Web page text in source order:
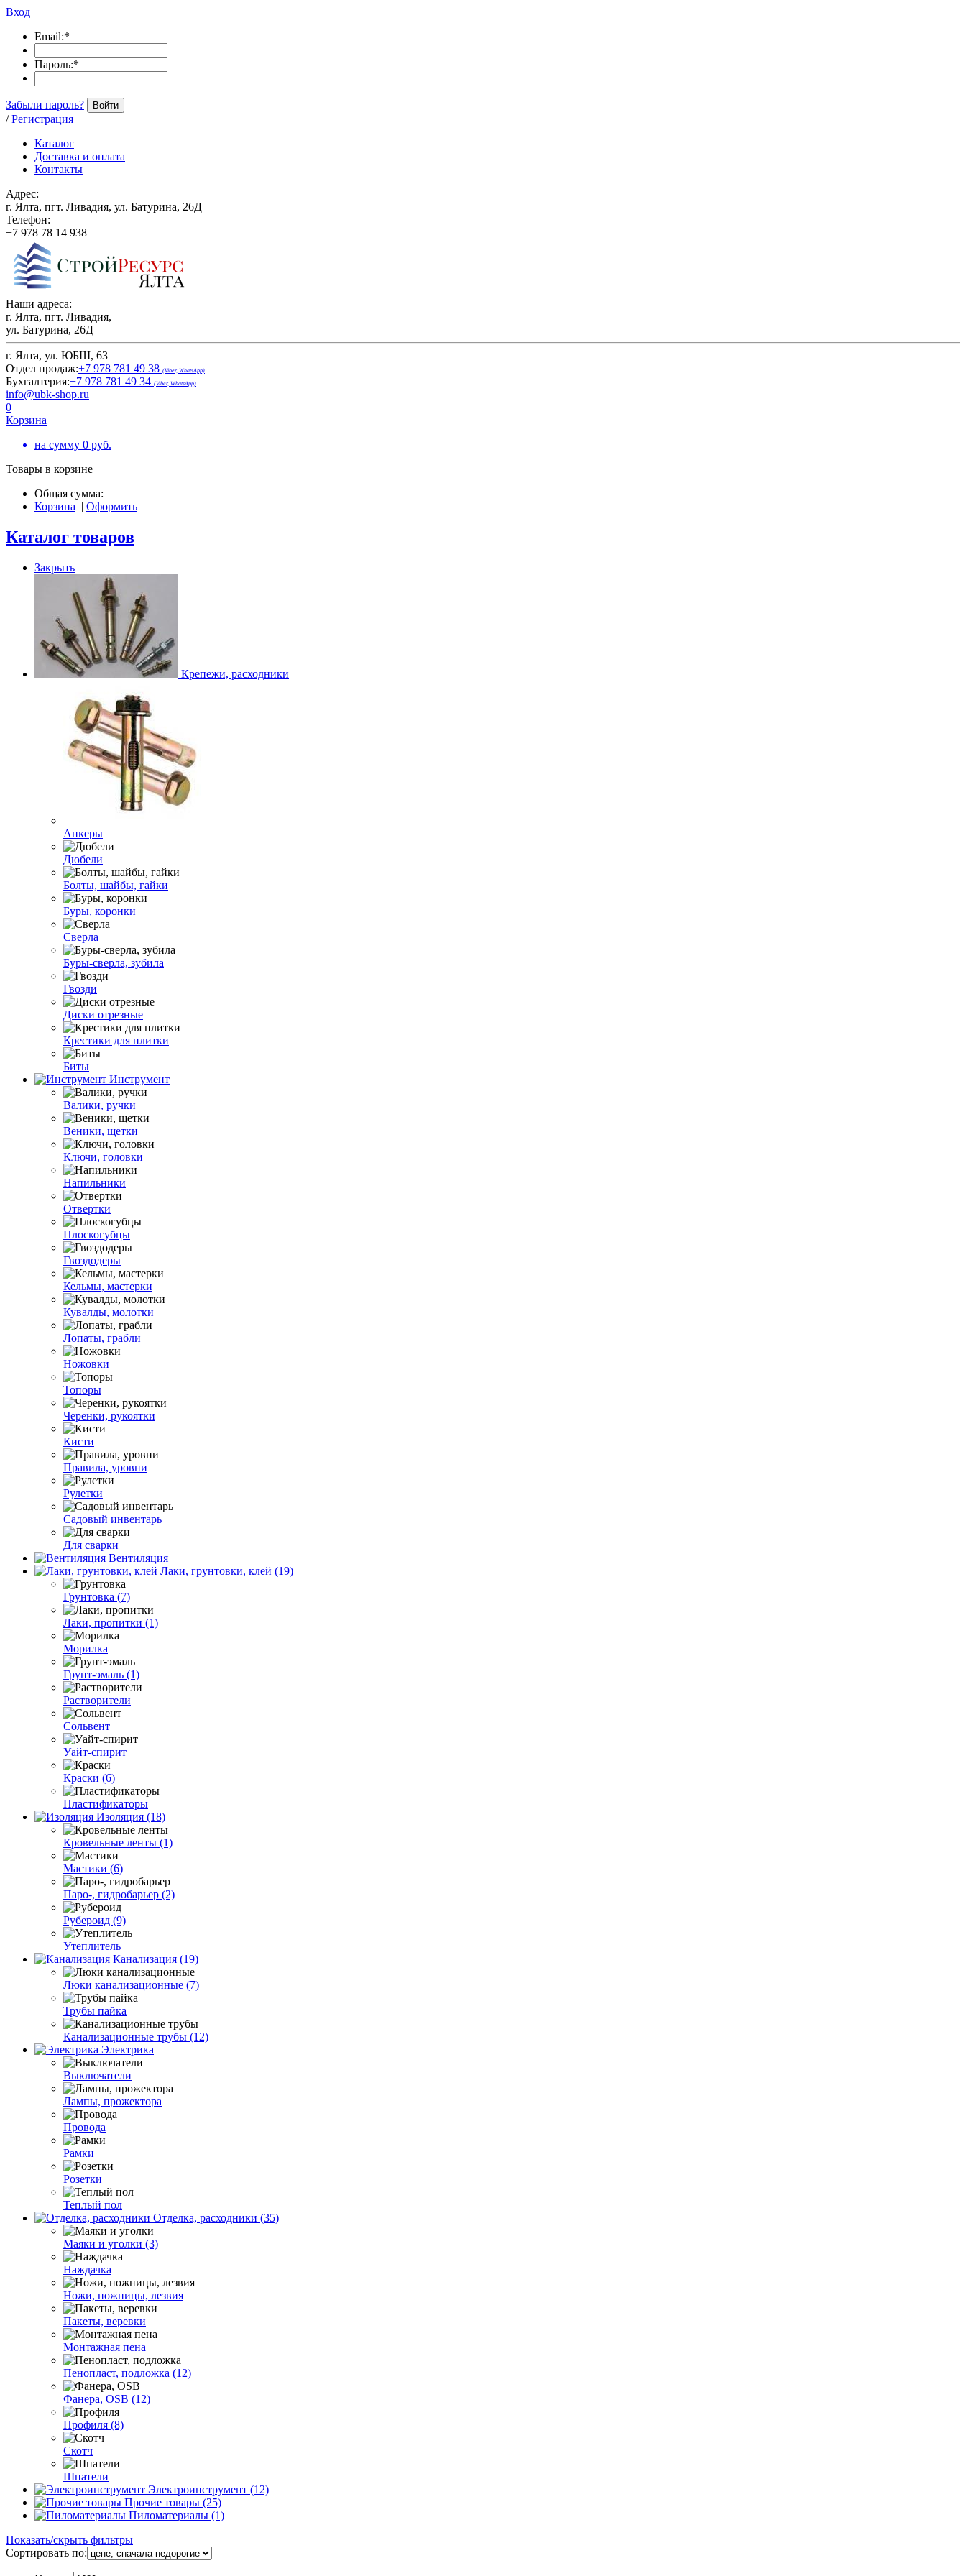
Вход
Email:*
Пароль:*
Забыли пароль? Войти
/ Регистрация
Каталог
Доставка и оплата
Контакты
Адрес:
г. Ялта, пгт. Ливадия, ул. Батурина, 26Д
Телефон:
+7 978 78 14 938
Наши адреса:
г. Ялта, пгт. Ливадия,
ул. Батурина, 26Д
г. Ялта, ул. ЮБШ, 63
Отдел продаж:+7 978 781 49 38 (Viber, WhatsApp)
Бухгалтерия:+7 978 781 49 34 (Viber, WhatsApp)
info@ubk-shop.ru
0
Корзина
на сумму 0 руб.
Товары в корзине
Общая сумма:
Корзина | Оформить
Каталог товаров
Закрыть
Крепежи, расходники
Анкеры
Дюбели
Болты, шайбы, гайки
Буры, коронки
Сверла
Буры-сверла, зубила
Гвозди
Диски отрезные
Крестики для плитки
Биты
Инструмент
Валики, ручки
Веники, щетки
Ключи, головки
Напильники
Отвертки
Плоскогубцы
Гвоздодеры
Кельмы, мастерки
Кувалды, молотки
Лопаты, грабли
Ножовки
Топоры
Черенки, рукоятки
Кисти
Правила, уровни
Рулетки
Садовый инвентарь
Для сварки
Вентиляция
Лаки, грунтовки, клей (19)
Грунтовка (7)
Лаки, пропитки (1)
Морилка
Грунт-эмаль (1)
Растворители
Сольвент
Уайт-спирит
Краски (6)
Пластификаторы
Изоляция (18)
Кровельные ленты (1)
Мастики (6)
Паро-, гидробарьер (2)
Рубероид (9)
Утеплитель
Канализация (19)
Люки канализационные (7)
Трубы пайка
Канализационные трубы (12)
Электрика
Выключатели
Лампы, прожектора
Провода
Рамки
Розетки
Теплый пол
Отделка, расходники (35)
Маяки и уголки (3)
Наждачка
Ножи, ножницы, лезвия
Пакеты, веревки
Монтажная пена
Пенопласт, подложка (12)
Фанера, OSB (12)
Профиля (8)
Скотч
Шпатели
Электроинструмент (12)
Прочие товары (25)
Пиломатериалы (1)
Показать/скрыть фильтры
Сортировать по: